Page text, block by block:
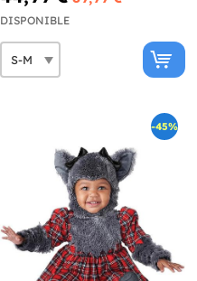
DISPONIBLE
-45%